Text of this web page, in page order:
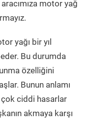
motor yağ
yağı bir yıl
Bu durumda
özelliğini
Bunun anlamı
ciddi hasarlar
akmaya karşı